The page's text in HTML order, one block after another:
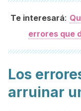
Te interesará:
errores que
Los
arruinar